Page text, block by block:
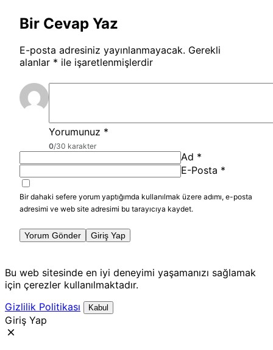
Bir Cevap Yaz
E-posta adresiniz yayınlanmayacak. Gerekli
alanlar * ile işaretlenmişlerdir
Yorumunuz *
0/30 karakter
Ad *
E-Posta *
Bir dahaki sefere yorum yaptığımda kullanılmak üzere adımı, e-posta
adresimi ve web site adresimi bu tarayıcıya kaydet.
Yorum Gönder Giriş Yap
Bu web sitesinde en iyi deneyimi yaşamanızı sağlamak
için çerezler kullanılmaktadır.
Gizlilik Politikası
Kabul
Giriş Yap